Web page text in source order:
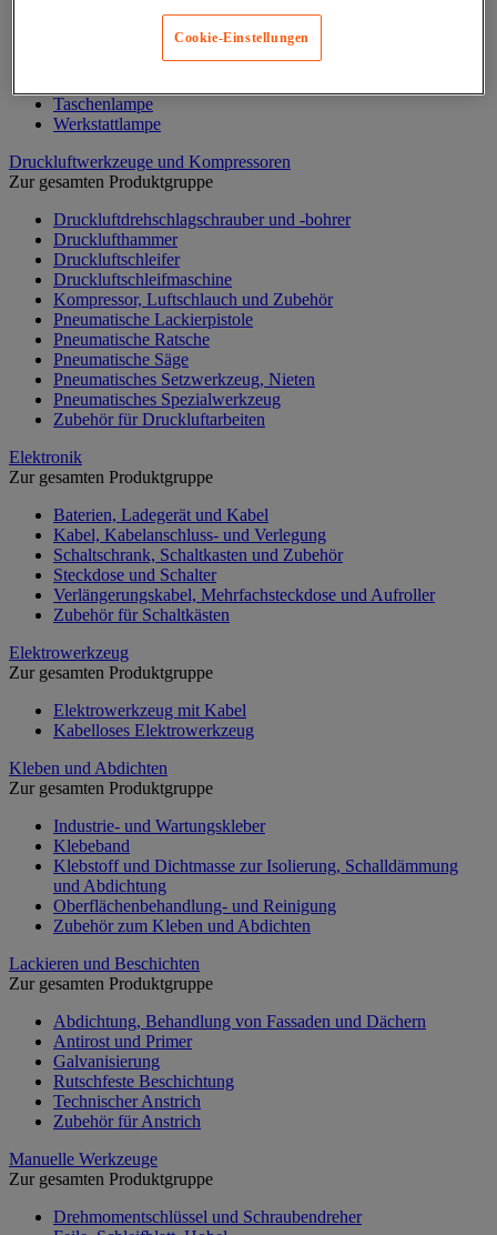
Innen- und Außenbeleuchtung
Taschenlampe
Werkstattlampe
Druckluftwerkzeuge und Kompressoren
Zur gesamten Produktgruppe
Druckluftdrehschlagschrauber und -bohrer
Drucklufthammer
Druckluftschleifer
Druckluftschleifmaschine
Kompressor, Luftschlauch und Zubehör
Pneumatische Lackierpistole
Pneumatische Ratsche
Pneumatische Säge
Pneumatisches Setzwerkzeug, Nieten
Pneumatisches Spezialwerkzeug
Zubehör für Druckluftarbeiten
Elektronik
Zur gesamten Produktgruppe
Baterien, Ladegerät und Kabel
Kabel, Kabelanschluss- und Verlegung
Schaltschrank, Schaltkasten und Zubehör
Steckdose und Schalter
Verlängerungskabel, Mehrfachsteckdose und Aufroller
Zubehör für Schaltkästen
Elektrowerkzeug
Zur gesamten Produktgruppe
Elektrowerkzeug mit Kabel
Kabelloses Elektrowerkzeug
Kleben und Abdichten
Zur gesamten Produktgruppe
Industrie- und Wartungskleber
Klebeband
Klebstoff und Dichtmasse zur Isolierung, Schalldämmung
und Abdichtung
Oberflächenbehandlung- und Reinigung
Zubehör zum Kleben und Abdichten
Lackieren und Beschichten
Zur gesamten Produktgruppe
Abdichtung, Behandlung von Fassaden und Dächern
Antirost und Primer
Galvanisierung
Rutschfeste Beschichtung
Technischer Anstrich
Zubehör für Anstrich
Manuelle Werkzeuge
Zur gesamten Produktgruppe
Drehmomentschlüssel und Schraubendreher
Cookie-Einstellungen